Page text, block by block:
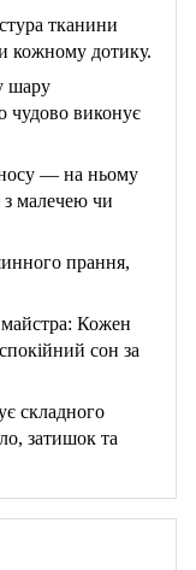
тканини
кожному дотику.
шару
чудово виконує
— на ньому
з малечею чи
прання,
майстра: Кожен
сон за
складного
затишок та